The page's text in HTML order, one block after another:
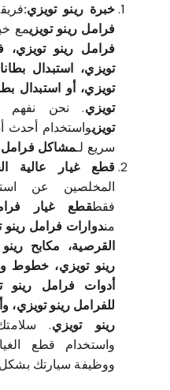
خبرة رينو تويزي:
فرامل رينو تويزيمع
فرامل رينو
تويزي، استبدال
تويزي، أو استبدال
تويزي. نحن نفهم
تويزيواستخدام أحدث
سريع لـمشاكل فرامل
قطع غيار عالية
المخلصين عن
فقطقطع غيار
مندوارات فرامل
القرصية، مكابح
رينو تويزي، خطوط
أدوات فرامل رينو
للفرامل رينو تويزي،
رينو تويزي.
واستخدام قطع
ووظيفة سيارتك